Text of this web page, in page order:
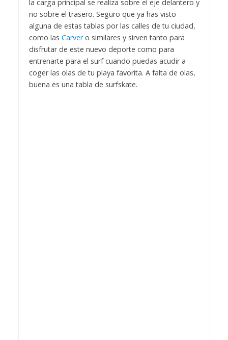
la carga principal se realiza sobre el eje delantero y
no sobre el trasero. Seguro que ya has visto
alguna de estas tablas por las calles de tu ciudad,
como las Carvero similares y sirven tanto para
disfrutar de este nuevo deporte como para
entrenarte para el surf cuando puedas acudir a
coger las olas de tu playa favorita. A falta de olas,
buena es una tabla de surfskate.